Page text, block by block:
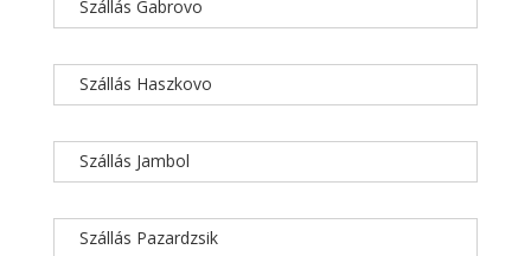
Szállás Gabrovo
Szállás Haszkovo
Szállás Jambol
Szállás Pazardzsik